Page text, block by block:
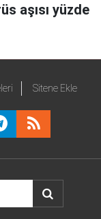
aşısı yüzde
Sitene Ekle